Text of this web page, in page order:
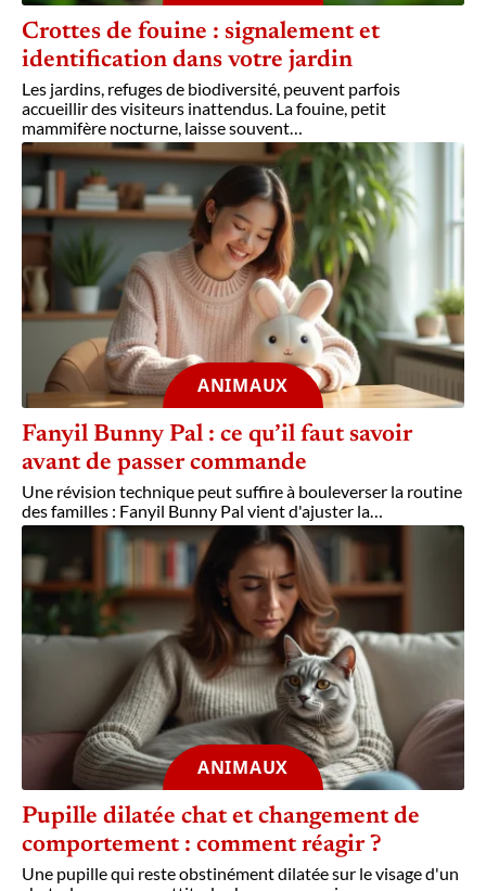
Crottes de fouine : signalement et
identification dans votre jardin
Les jardins, refuges de biodiversité, peuvent parfois
accueillir des visiteurs inattendus. La fouine, petit
mammifère nocturne, laisse souvent…
ANIMAUX
Fanyil Bunny Pal : ce qu’il faut savoir
avant de passer commande
Une révision technique peut suffire à bouleverser la routine
des familles : Fanyil Bunny Pal vient d'ajuster la
ANIMAUX
Pupille dilatée chat et changement de
comportement : comment réagir ?
Une pupille qui reste obstinément dilatée sur le visage d'un